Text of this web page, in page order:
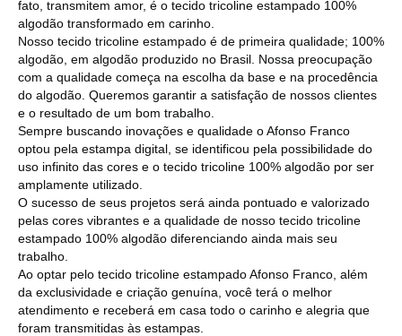
fato, transmitem amor, é o tecido tricoline estampado 100%
algodão transformado em carinho.
Nosso tecido tricoline estampado é de primeira qualidade; 100%
algodão, em algodão produzido no Brasil. Nossa preocupação
com a qualidade começa na escolha da base e na procedência
do algodão. Queremos garantir a satisfação de nossos clientes
e o resultado de um bom trabalho.
Sempre buscando inovações e qualidade o Afonso Franco
optou pela estampa digital, se identificou pela possibilidade do
uso infinito das cores e o tecido tricoline 100% algodão por ser
amplamente utilizado.
O sucesso de seus projetos será ainda pontuado e valorizado
pelas cores vibrantes e a qualidade de nosso tecido tricoline
estampado 100% algodão diferenciando ainda mais seu
trabalho.
Ao optar pelo tecido tricoline estampado Afonso Franco, além
da exclusividade e criação genuína, você terá o melhor
atendimento e receberá em casa todo o carinho e alegria que
foram transmitidas às estampas.